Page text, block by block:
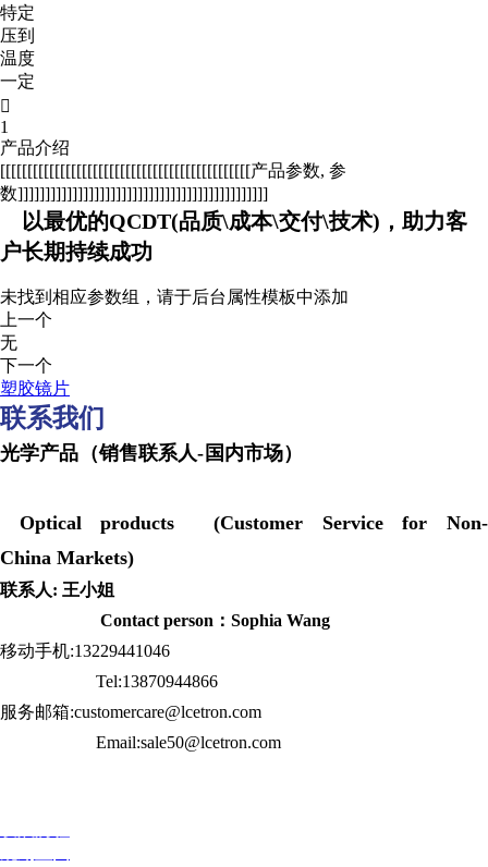
特定
压到
温度
一定

1
产品介绍
[[[[[[[[[[[[[[[[[[[[[[[[[[[[[[[[[[[[[[[[[[[[[[产品参数, 参
数]]]]]]]]]]]]]]]]]]]]]]]]]]]]]]]]]]]]]]]]]]]]]]
以最优的QCDT(品质\成本\交付\技术)，助力客
户长期持续成功
未找到相应参数组，请于后台属性模板中添加
上一个
无
下一个
塑胶镜片
联系我们
光学产品（销售联系人-国内市场）
Optical products (Customer Service for Non-
China Markets)
联系人: 王小姐
Contact person：Sophia Wang
移动手机:13229441046
Tel:13870944866
服务邮箱:customercare@lcetron.com
Email:sale50@lcetron.com